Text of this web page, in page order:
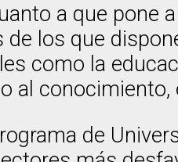
a que pone
los que
como la
al conocimiento,
de